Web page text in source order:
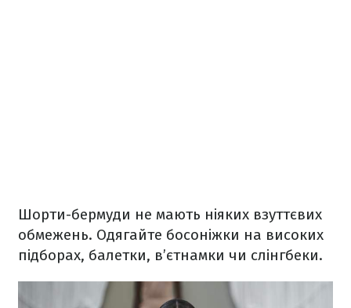
Шорти-бермуди не мають ніяких взуттєвих
обмежень. Одягайте босоніжки на високих
підборах, балетки, в’єтнамки чи слінгбеки.